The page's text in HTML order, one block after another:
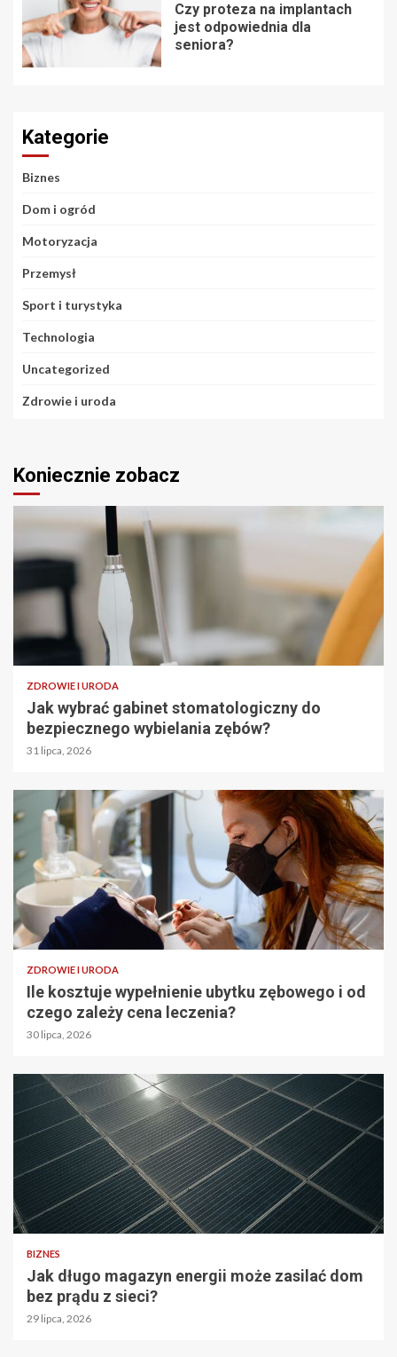
Czy proteza na implantach
jest odpowiednia dla
seniora?
Kategorie
Biznes
Dom i ogród
Motoryzacja
Przemysł
Sport i turystyka
Technologia
Uncategorized
Zdrowie i uroda
Koniecznie zobacz
ZDROWIE I URODA
Jak wybrać gabinet stomatologiczny do
bezpiecznego wybielania zębów?
31 lipca, 2026
ZDROWIE I URODA
Ile kosztuje wypełnienie ubytku zębowego i od
czego zależy cena leczenia?
30 lipca, 2026
BIZNES
Jak długo magazyn energii może zasilać dom
bez prądu z sieci?
29 lipca, 2026